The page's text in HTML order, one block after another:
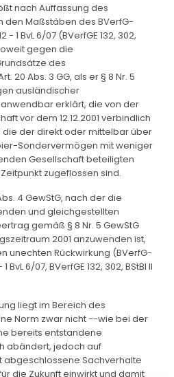
nach Auffassung des
den Maßstäben des BVerfG-
- 1 BvL 6/07 (BVerfGE 132, 302,
gegen die
des
20 Abs. 3 GG, als er § 8 Nr. 5
ausländischer
erklärt, die von der
vor dem 12.12.2001 verbindlich
der direkt oder mittelbar über
Sondervermögen mit weniger
Gesellschaft beteiligten
zugeflossen sind.
4 GewStG, nach der die
und gleichgestellten
gemäß § 8 Nr. 5 GewStG
2001 anzuwenden ist,
unechten Rückwirkung (BVerfG-
BvL 6/07, BVerfGE 132, 302, BStBl II
liegt im Bereich des
Norm zwar nicht --wie bei der
bereits entstandene
abändert, jedoch auf
Sachverhalte
die Zukunft einwirkt und damit